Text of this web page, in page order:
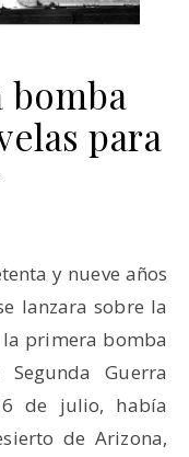
bomba
para
lanzara sobre la
primera bomba
Guerra
de julio, había
de Arizona,